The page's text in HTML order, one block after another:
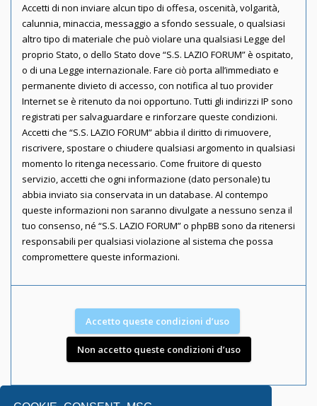
Accetti di non inviare alcun tipo di offesa, oscenità, volgarità,
calunnia, minaccia, messaggio a sfondo sessuale, o qualsiasi
altro tipo di materiale che può violare una qualsiasi Legge del
proprio Stato, o dello Stato dove “S.S. LAZIO FORUM” è ospitato,
o di una Legge internazionale. Fare ciò porta all’immediato e
permanente divieto di accesso, con notifica al tuo provider
Internet se è ritenuto da noi opportuno. Tutti gli indirizzi IP sono
registrati per salvaguardare e rinforzare queste condizioni.
Accetti che “S.S. LAZIO FORUM” abbia il diritto di rimuovere,
riscrivere, spostare o chiudere qualsiasi argomento in qualsiasi
momento lo ritenga necessario. Come fruitore di questo
servizio, accetti che ogni informazione (dato personale) tu
abbia inviato sia conservata in un database. Al contempo
queste informazioni non saranno divulgate a nessuno senza il
tuo consenso, né “S.S. LAZIO FORUM” o phpBB sono da ritenersi
responsabili per qualsiasi violazione al sistema che possa
compromettere queste informazioni.